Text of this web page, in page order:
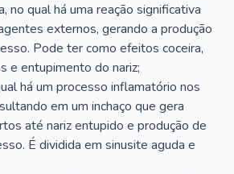
no qual há uma reação significativa
externos, gerando a produção
Pode ter como efeitos coceira,
e entupimento do nariz;
há um processo inflamatório nos
em um inchaço que gera
até nariz entupido e produção de
É dividida em sinusite aguda e